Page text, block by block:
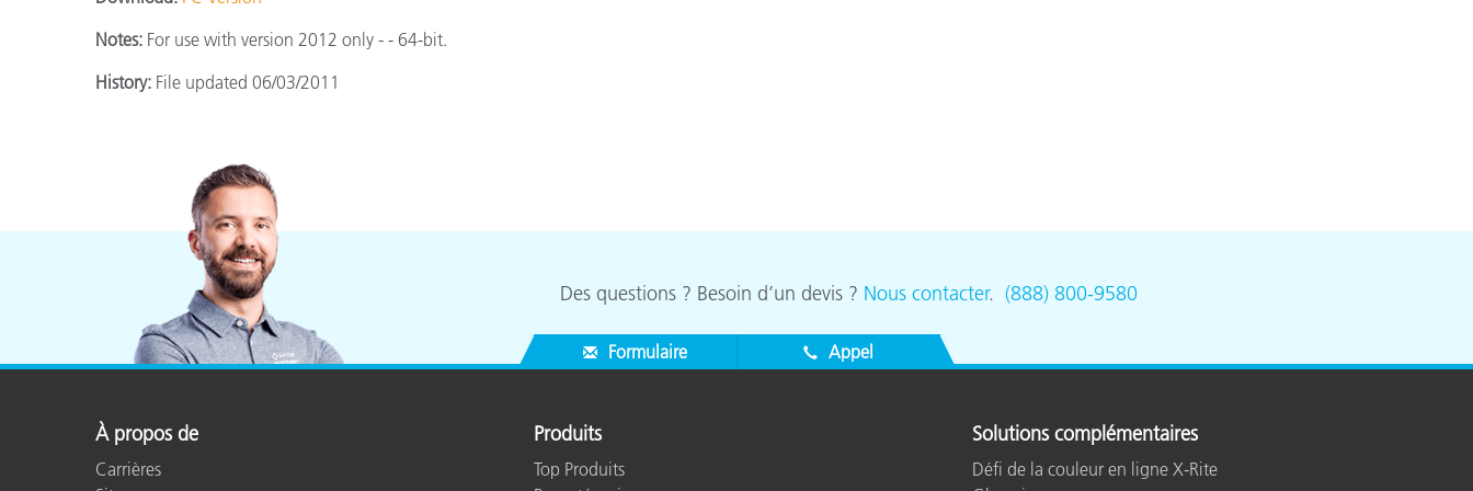
Notes: For use with version 2012 only - - 64-bit.
History: File updated 06/03/2011
Des questions ? Besoin d’un devis ? Nous contacter. (888) 800-9580
Formulaire Appel
À propos de
Carrières
Produits
Top Produits
Solutions complémentaires
Défi de la couleur en ligne X-Rite